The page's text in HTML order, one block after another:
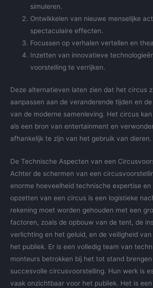
simuleren.
Ontwikkelen van nieuwe menselijke
spectaculaire effecten.
Focussen op verhalen vertellen en
Inzetten van innovatieve
voorstelling te verrijken.
Deze alternatieven laten zien dat het circus
aanpassen aan de veranderende tijden en
van de moderne samenleving. Het circus
als een bron van entertainment en
afhankelijk te zijn van het gebruik van dieren.
De Technische Aspecten van een
Achter de schermen van een
enorme hoeveelheid technische expertise
opzetten van een circus is een logistieke
rekening moet worden gehouden met een
factoren, zoals de opbouw van de tent, de
verlichting en het geluid, en de veiligheid
het publiek. Er is een volledig team van
monteurs betrokken bij het tot stand
succesvolle circusvoorstelling. Hun werk is
vaak onzichtbaar voor het publiek. Het is